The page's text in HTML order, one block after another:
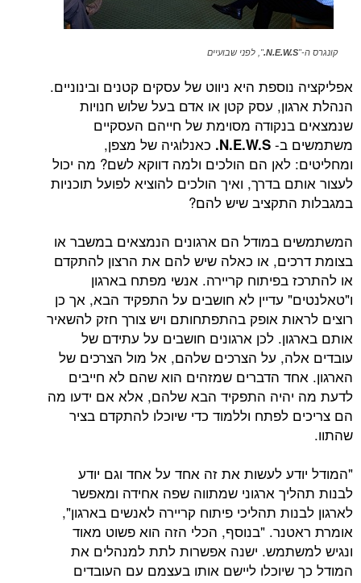
", לפני שבועיים
היא ניווט של עסקים קטנים ובינוניים.
עסק קטן או אדם בעל שלוש חנויות
מסוימת של חייהם העסקיים
ב- N.E.W.S. כאנלוגיה של מצפן,
לאן הם הולכים ולמה דווקא לשם? מה יכול
בדרך, ואיך הולכים להוציא לפועל תוכניות
שיש להם?
במודל הם ארגונים הנמצאים במשבר או
או כאלה שיש להם את הרצון להתקדם
בפיתוח קריירה. אנשי מפתח בארגון
עדיין לא חושבים על התפקיד הבא, אך כן
אופק בהתפתחותם ויש צורך חזק להשאיר
לכן ארגונים חושבים על עתידם של
על הצרכים שלהם, אל מול הצרכים של
הדברים שמזהים הוא שהם לא חייבים
התפקיד הבא שלהם, אלא אם ידעו מה
לפתח וללמוד כדי שיוכלו להתקדם בציר
לעשות את זה אחד על אחד וגם יודע
ארגוני שמתווה שפה אחידה ומאפשר
תהליכי פיתוח קריירה לאנשים בארגון",
"בנוסף, הכלי הזה הוא פשוט מאוד
ישנה אפשרות לתת למנהלים את
ליישם אותו בעצמם עם העובדים